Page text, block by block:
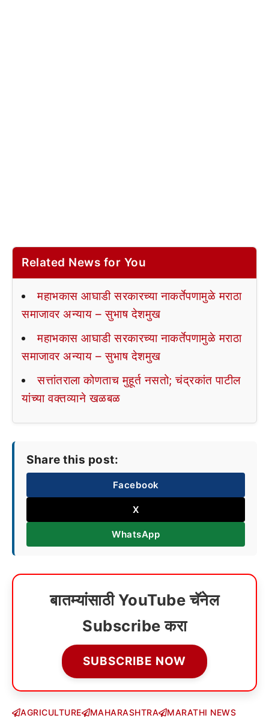
Related News for You
महाभकास आघाडी सरकारच्या नाकर्तेपणामुळे मराठा
समाजावर अन्याय – सुभाष देशमुख
महाभकास आघाडी सरकारच्या नाकर्तेपणामुळे मराठा
समाजावर अन्याय – सुभाष देशमुख
सत्तांतराला कोणताच मुहूर्त नसतो; चंद्रकांत पाटील
यांच्या वक्तव्याने खळबळ
Share this post:
Facebook
X
WhatsApp
बातम्यांसाठी YouTube चॅनेल
Subscribe करा
SUBSCRIBE NOW
AGRICULTURE MAHARASHTRA
MARATHI NEWS